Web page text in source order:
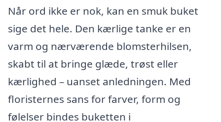
Når ord ikke er nok, kan en smuk buket
sige det hele. Den kærlige tanke er en
varm og nærværende blomsterhilsen,
skabt til at bringe glæde, trøst eller
kærlighed – uanset anledningen. Med
floristernes sans for farver, form og
følelser bindes buketten i